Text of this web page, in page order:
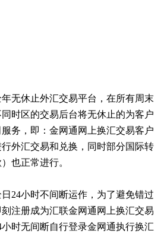
无休止外汇交易平台，在所有周末
时区的交易后台将无休止的为客户
务，即：金网通网上换汇交易客户
外汇交易和兑换，同时部分国际转
也正常进行。
24小时不间断运作，为了避免错过
注册成为汇联金网通网上换汇交易
小时无间断自行登录金网通执行换汇